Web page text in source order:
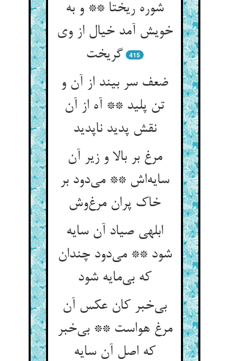
شوره ریختا ** و به
خویش آمد خیال از وی
گریخت‌‌
415
ضعف سر بیند از آن و
تن پلید ** آه از آن
نقش پدید ناپدید
مرغ بر بالا و زیر آن
سایه‌‌اش ** می‌‌دود بر
ابلهی صیاد آن سایه
شود ** می‌‌دود چندان
که بی‌‌مایه شود
بی‌‌خبر کان عکس آن
مرغ هواست ** بی‌‌خبر
که اصل آن سایه